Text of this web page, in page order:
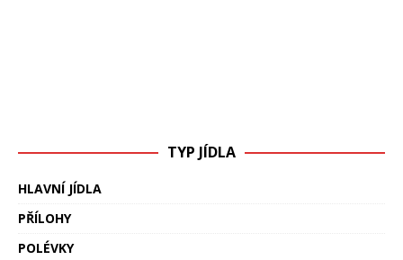
TYP JÍDLA
HLAVNÍ JÍDLA
PŘÍLOHY
POLÉVKY